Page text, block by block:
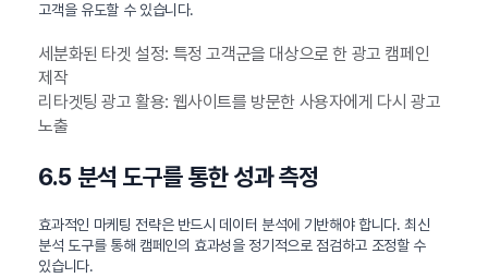
고객을 유도할 수 있습니다.
세분화된 타겟 설정: 특정 고객군을 대상으로 한 광고 캠페인
제작
리타겟팅 광고 활용: 웹사이트를 방문한 사용자에게 다시 광고
노출
6.5 분석 도구를 통한 성과 측정
효과적인 마케팅 전략은 반드시 데이터 분석에 기반해야 합니다. 최신
분석 도구를 통해 캠페인의 효과성을 정기적으로 점검하고 조정할 수
있습니다.